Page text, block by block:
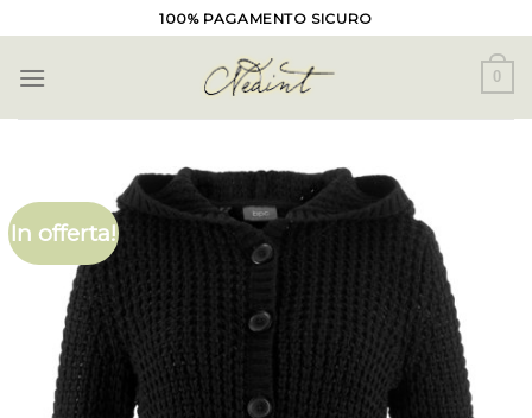
to
content
100% PAGAMENTO SICURO
0
In offerta!